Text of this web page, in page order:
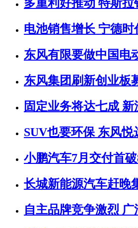
多重利好推动 特斯拉
电池销售增长 宁德时
东风有限要做中国电
东风集团刷新创业板
固定业务将达七成
SUV也要环保 东风
小鹏汽车7月交付首破
长城新能源汽车赶晚
自主品牌竞争激烈 广